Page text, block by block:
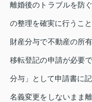
離婚後のトラブルを防
の整理を確実に行うこ
財産分与で不動産の所
移転登記の申請が必要
分与」として申請書に
名義変更をしないまま